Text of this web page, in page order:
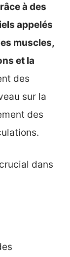
à des
appelés
muscles,
et la
des
sur la
des
dans